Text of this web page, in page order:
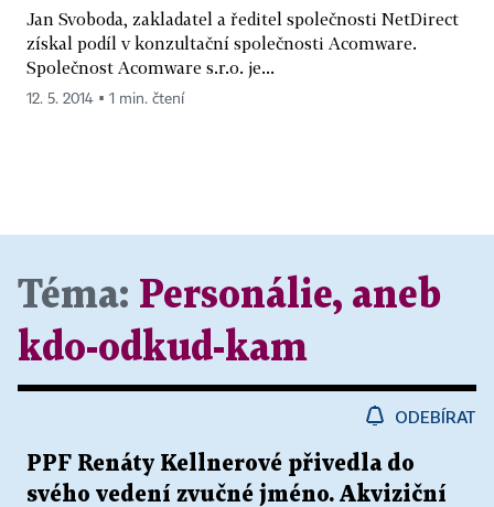
Jan Svoboda, zakladatel a ředitel společnosti NetDirect
získal podíl v konzultační společnosti Acomware.
Společnost Acomware s.r.o. je...
12. 5. 2014 ▪ 1 min. čtení
Téma: Personálie, aneb
kdo-odkud-kam
ODEBÍRAT
PPF Renáty Kellnerové přivedla do
svého vedení zvučné jméno. Akviziční